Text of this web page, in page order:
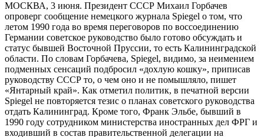
МОСКВА, 3 июня. Президент СССР Михаил Горбачев
опроверг сообщение немецкого журнала Spiegel о том, что
летом 1990 года во время переговоров по воссоединению
Германии советское руководство было готово обсуждать и
статус бывшей Восточной Пруссии, то есть Калининградской
области. По словам Горбачева, Spiegel, видимо, за неимением
подменных сенсаций подбросил «дохлую кошку», приписав
руководству СССР то, о чем оно и не помышляло, пишет
«Янтарный край». Как отметил политик, в печатной версии
Spiegel не повторяется тезис о планах советского руководства
отдать Калининград. Кроме того, Франк Эльбе, бывший в
1990 году сотрудником министерства иностранных дел ФРГ и
входивший в состав правительственной делегации на